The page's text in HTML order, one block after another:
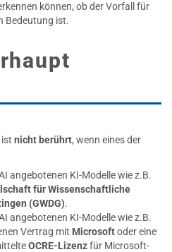
können, ob der Vorfall für
Bedeutung ist.
nicht berührt, wenn eines der
angebotenen KI-Modelle wie z.B.
für Wissenschaftliche
(GWDG).
angebotenen KI-Modelle wie z.B.
Vertrag mit Microsoftoder eine
OCRE-Lizenzfür Microsoft-